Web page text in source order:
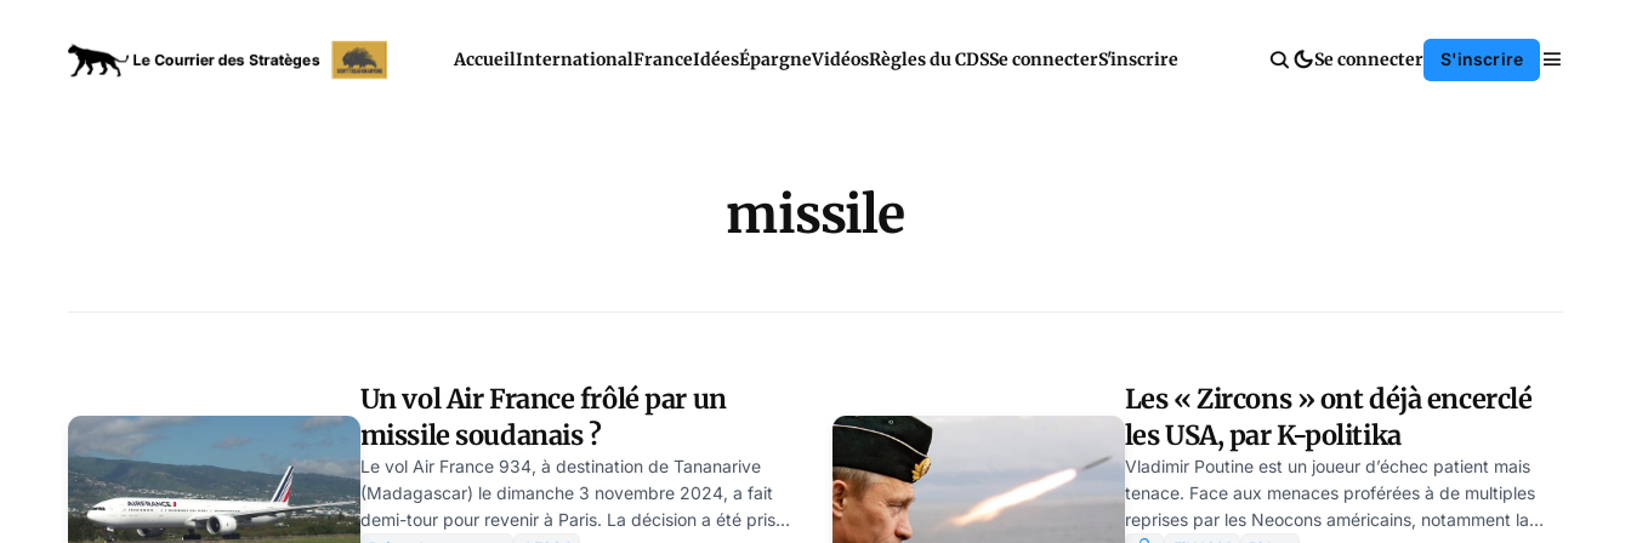
AccueilInternationalFranceIdéesÉpargneVidéosRègles du CDSSe connecterS'inscrire Se connecter S'inscrire
missile
Un vol Air France frôlé par un
missile soudanais ?
Le vol Air France 934, à destination de Tananarive
(Madagascar) le dimanche 3 novembre 2024, a fait
demi-tour pour revenir à Paris. La décision a été prise
Les « Zircons » ont déjà encerclé
les USA, par K-politika
Vladimir Poutine est un joueur d’échec patient mais
tenace. Face aux menaces proférées à de multiples
reprises par les Neocons américains, notamment la